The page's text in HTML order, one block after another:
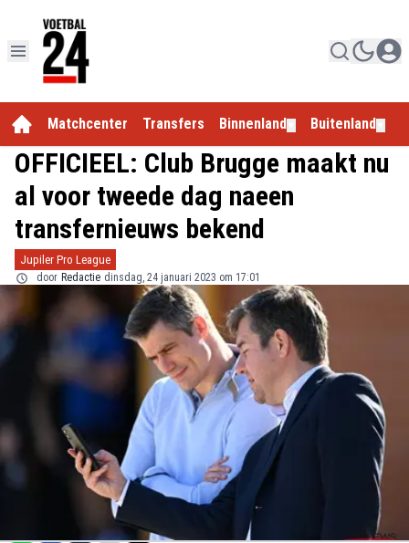
Matchcenter Transfers Binnenland Buitenland
OFFICIEEL: Club Brugge maakt nu
al voor tweede dag naeen
transfernieuws bekend
Jupiler Pro League
door Redactie dinsdag, 24 januari 2023 om 17:01